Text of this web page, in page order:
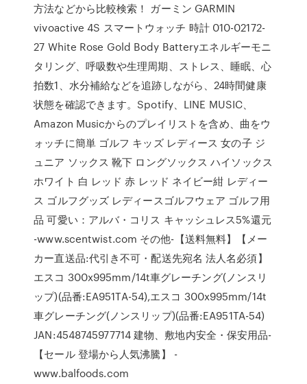
方法などから比較検索！ ガーミン GARMIN
vivoactive 4S スマートウォッチ 時計 010-02172-
27 White Rose Gold Body Batteryエネルギーモニ
タリング、呼吸数や生理周期、ストレス、睡眠、心
拍数1、水分補給などを追跡しながら、24時間健康
状態を確認できます。Spotify、LINE MUSIC、
Amazon Musicからのプレイリストを含め、曲をウ
ォッチに簡単 ゴルフ キッズ レディース 女の子 ジ
ュニア ソックス 靴下 ロングソックス ハイソックス
ホワイト 白 レッド 赤 レッド ネイビー紺 レディー
ス ゴルフグッズ レディースゴルフウェア ゴルフ用
品 可愛い：アルバ・コリス キャッシュレス5%還元
-www.scentwist.com その他-【送料無料】【メー
カー直送品:代引き不可・配送先宛名 法人名必須】
エスコ 300x995mm/14t車グレーチング(ノンスリ
ップ)(品番:EA951TA-54),エスコ 300x995mm/14t
車グレーチング(ノンスリップ)(品番:EA951TA-54)
JAN:4548745977714 建物、敷地内安全・保安用品-
【セール 登場から人気沸騰】 -
www.balfoods.com